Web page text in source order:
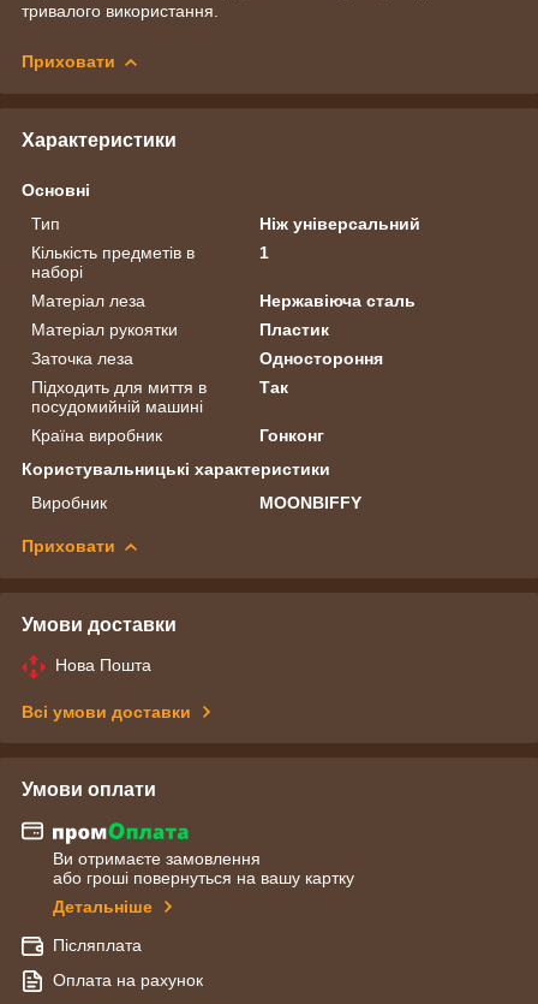
тривалого використання.
Приховати
Характеристики
Основні
Тип
Ніж універсальний
Кількість предметів в
наборі
1
Матеріал леза
Нержавіюча сталь
Матеріал рукоятки
Пластик
Заточка леза
Одностороння
Підходить для миття в
посудомийній машині
Так
Країна виробник
Гонконг
Користувальницькі характеристики
Виробник
MOONBIFFY
Приховати
Умови доставки
Нова Пошта
Всі умови доставки
Умови оплати
Ви отримаєте замовлення
або гроші повернуться на вашу картку
Детальніше
Післяплата
Оплата на рахунок